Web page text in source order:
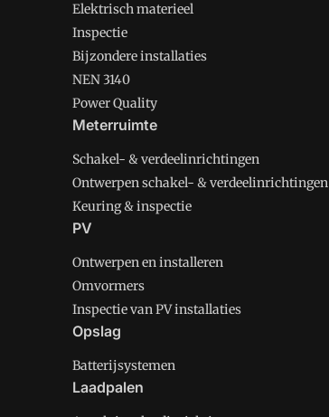
Elektrisch materieel
Inspectie
Bijzondere installaties
NEN 3140
Power Quality
Meterruimte
Schakel- & verdeelinrichtingen
Ontwerpen schakel- & verdeelinrichtingen
Keuring & inspectie
PV
Ontwerpen en installeren
Omvormers
Inspectie van PV installaties
Opslag
Batterijsystemen
Laadpalen